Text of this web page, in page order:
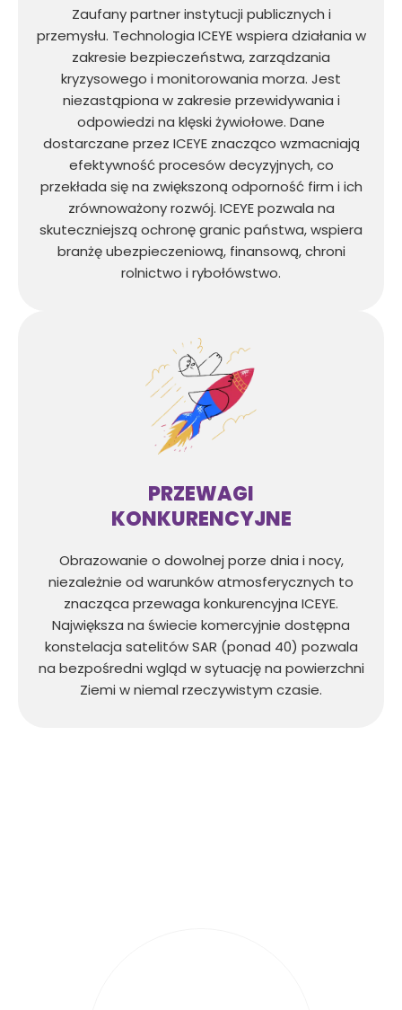
Zaufany partner instytucji publicznych i
przemysłu. Technologia ICEYE wspiera działania w
zakresie bezpieczeństwa, zarządzania
kryzysowego i monitorowania morza. Jest
niezastąpiona w zakresie przewidywania i
odpowiedzi na klęski żywiołowe. Dane
dostarczane przez ICEYE znacząco wzmacniają
efektywność procesów decyzyjnych, co
przekłada się na zwiększoną odporność firm i ich
zrównoważony rozwój. ICEYE pozwala na
skuteczniejszą ochronę granic państwa, wspiera
branżę ubezpieczeniową, finansową, chroni
rolnictwo i rybołówstwo.
PRZEWAGI
KONKURENCYJNE
Obrazowanie o dowolnej porze dnia i nocy,
niezależnie od warunków atmosferycznych to
znacząca przewaga konkurencyjna ICEYE.
Największa na świecie komercyjnie dostępna
konstelacja satelitów SAR (ponad 40) pozwala
na bezpośredni wgląd w sytuację na powierzchni
Ziemi w niemal rzeczywistym czasie.